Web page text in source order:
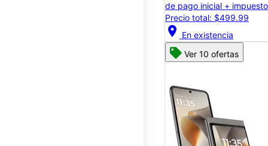
de pago inicial +
Precio total: $499.99
location_on En existencia
Ver 10 ofertas